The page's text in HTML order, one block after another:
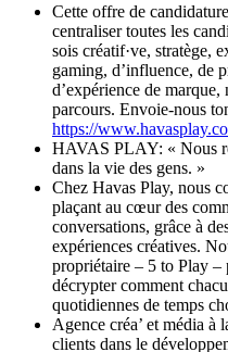
Cette offre de
centraliser toutes les
sois créatif·ve, stratège,
gaming, d’influence, de
d’expérience de
parcours. Envoie-nous
https://
HAVAS PLAY: « Nous
dans la vie des gens. »
Chez Havas Play, nous
plaçant au cœur des
conversations, grâce à
expériences créatives.
propriétaire – 5 to Play –
décrypter comment
quotidiennes de temps
Agence créa’ et média à
clients dans le